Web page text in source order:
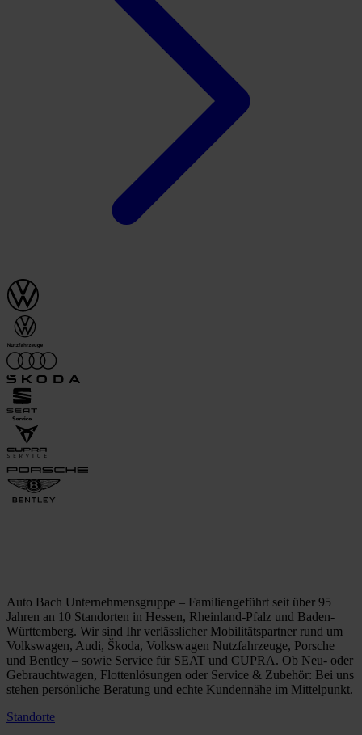
Auto Bach Unternehmensgruppe – Familiengeführt seit über 95
Jahren an 10 Standorten in Hessen, Rheinland-Pfalz und Baden-
Württemberg. Wir sind Ihr verlässlicher Mobilitätspartner rund um
Volkswagen, Audi, Škoda, Volkswagen Nutzfahrzeuge, Porsche
und Bentley – sowie Service für SEAT und CUPRA. Ob Neu- oder
Gebrauchtwagen, Flottenlösungen oder Service & Zubehör: Bei uns
stehen persönliche Beratung und echte Kundennähe im Mittelpunkt.
Standorte